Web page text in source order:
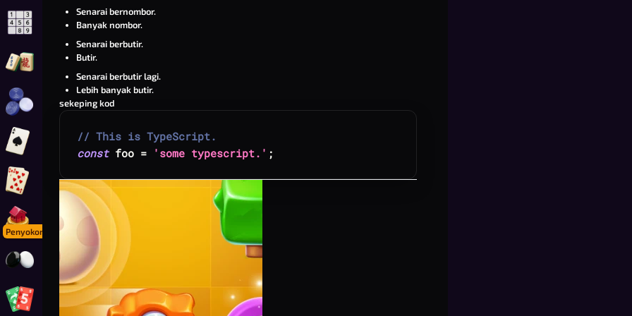
Main Sudoku Dalam Talian
Main Mahjong Solitaire
Main Dam Dalam Talian
Main Spades
Main Gin Rummy
Main Foonopoly
Penyokong
Main Go
Main Foon-o
Senarai bernombor.
Banyak nombor.
Senarai berbutir.
Butir.
Senarai berbutir lagi.
Lebih banyak butir.
sekeping kod
// This is TypeScript.
const foo = 'some typescript.' ;